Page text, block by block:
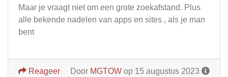
Maar je vraagt niet om een grote zoekafstand. Plus
alle bekende nadelen van apps en sites , als je man
bent
Door MGTOW op 15 augustus 2023
Reageer